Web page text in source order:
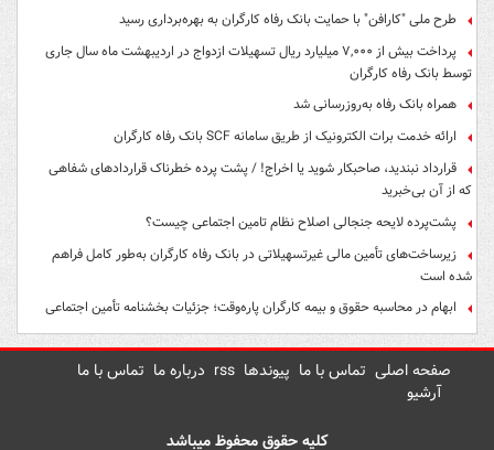
طرح ملی "کارافن" با حمایت بانک رفاه کارگران به بهره‌برداری رسید
پرداخت بیش از ۷,۰۰۰ میلیارد ریال تسهیلات ازدواج در اردیبهشت ماه سال جاری
توسط بانک رفاه کارگران
همراه بانک رفاه به‌روزرسانی شد
ارائه خدمت برات الکترونیک از طریق سامانه SCF بانک رفاه کارگران
قرارداد نبندید، صاحبکار شوید یا اخراج! / پشت پرده خطرناک قراردادهای شفاهی
که از آن بی‌خبرید
پشت‌پرده لایحه جنجالی اصلاح نظام تامین اجتماعی چیست؟
زیرساخت‌های تأمین مالی غیرتسهیلاتی در بانک رفاه کارگران به‌طور کامل فراهم
شده است
ابهام در محاسبه حقوق و بیمه کارگران پاره‌وقت؛ جزئیات بخشنامه تأمین اجتماعی
صفحه اصلی تماس با ما پیوندها rss درباره ما تماس با ما
آرشیو
کلیه حقوق محفوظ میباشد